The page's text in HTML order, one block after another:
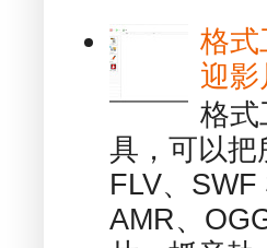
格
迎影
格
具，可以把
FLV、
AMR、